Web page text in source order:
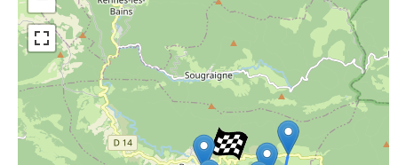
Open Street Map
ESRI Word Imagery